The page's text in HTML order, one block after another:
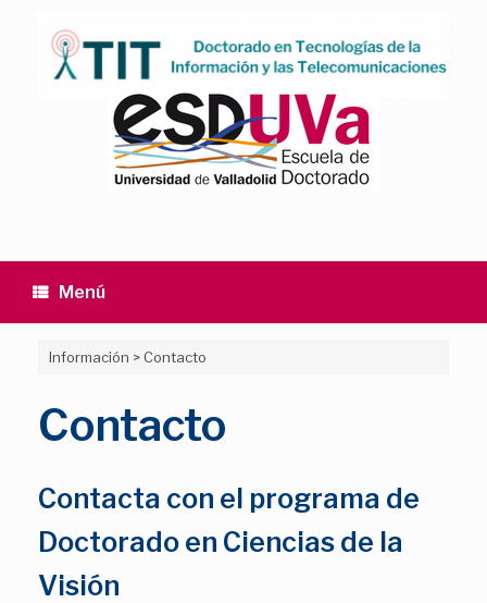
contenido
Menú
Información > Contacto
Contacto
Contacta con el programa de
Doctorado en Ciencias de la
Visión